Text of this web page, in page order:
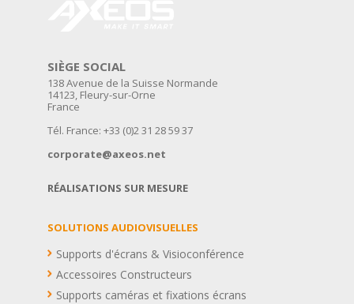
SIÈGE SOCIAL
138 Avenue de la Suisse Normande
14123, Fleury-sur-Orne
France
Tél. France: +33 (0)2 31 28 59 37
corporate@axeos.net
RÉALISATIONS SUR MESURE
SOLUTIONS AUDIOVISUELLES
Supports d'écrans & Visioconférence
Accessoires Constructeurs
Supports caméras et fixations écrans